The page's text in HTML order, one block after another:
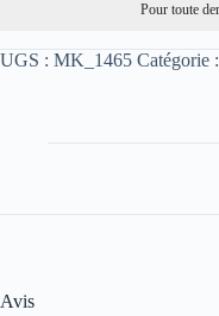
Pour toute
UGS : MK_1465 Catégorie :
Avis